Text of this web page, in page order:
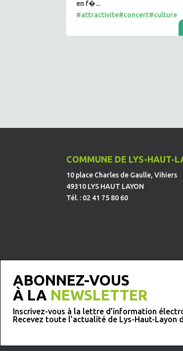
en f�...
#attractivite#concert#culture
COMMUNE DE LYS-HAUT-
10 place Charles de Gaulle, Vihiers
49310 LYS HAUT LAYON
Tél. : 02 41 75 80 60
ABONNEZ-VOUS
À LA NEWSLETTER
Inscrivez-vous à la lettre d’information
Recevez toute l’actualité de Lys-Haut-Layon